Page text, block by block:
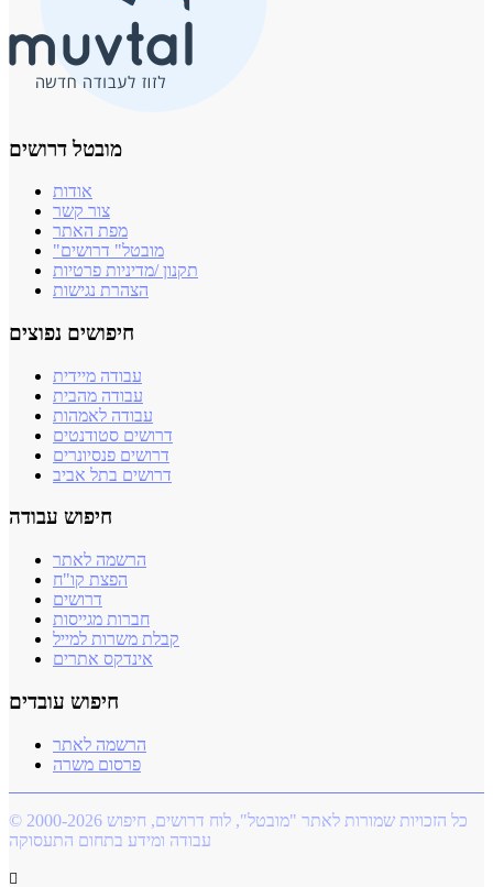
מובטל דרושים
אודות
צור קשר
מפת האתר
"מובטל" דרושים
תקנון /מדיניות פרטיות
הצהרת נגישות
חיפושים נפוצים
עבודה מיידית
עבודה מהבית
עבודה לאמהות
דרושים סטודנטים
דרושים פנסיונרים
דרושים בתל אביב
חיפוש עבודה
הרשמה לאתר
הפצת קו"ח
דרושים
חברות מגייסות
קבלת משרות למייל
אינדקס אתרים
חיפוש עובדים
הרשמה לאתר
פרסום משרה
© 2000-2026 כל הזכויות שמורות לאתר "מובטל", לוח דרושים, חיפוש
עבודה ומידע בתחום התעסוקה